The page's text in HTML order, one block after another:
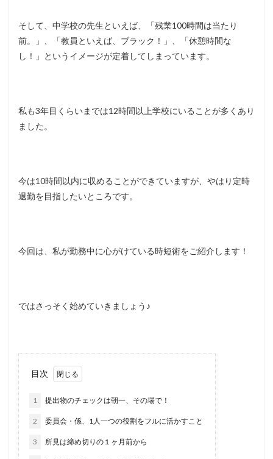
そして、中学校の先生といえば、「残業100時間は当たり
前。」、「教員といえば、ブラック！」、「休憩時間な
し！」というイメージが定着してしまっています。
私も3年目くらいまでは12時間以上学校にいることが多くあり
ました。
今は10時間以内に収めることができていますが、やはり定時
退勤を目指したいところです。
今回は、私が勤務中に心がけている時短術をご紹介します！
ではさっそく始めていきましょう♪
目次
1 提出物のチェックは朝一、その場で！
2 委員会・係、1人一つの役割をフルに活かすこと
3 所見は締め切りの１ヶ月前から